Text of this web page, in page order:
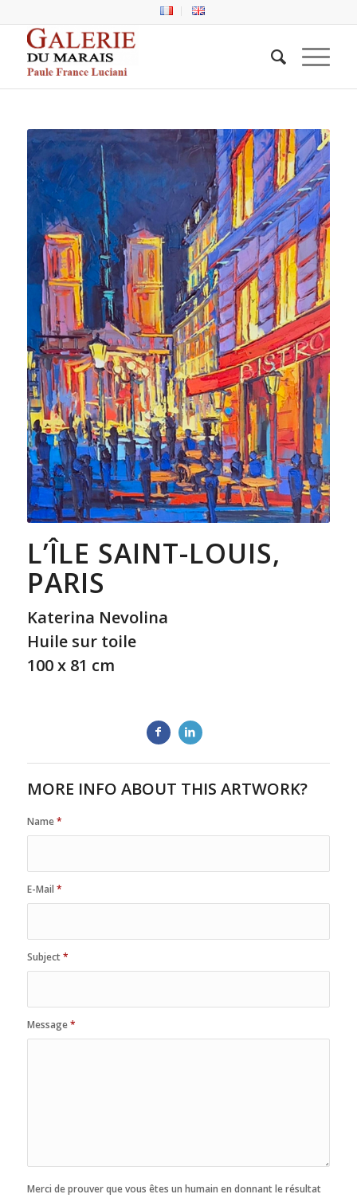
L’ÎLE SAINT-LOUIS,
PARIS
Katerina Nevolina
Huile sur toile
100 x 81 cm
MORE INFO ABOUT THIS ARTWORK?
Name*
E-Mail *
Subject*
Message*
Merci de prouver que vous êtes un humain en donnant le résultat